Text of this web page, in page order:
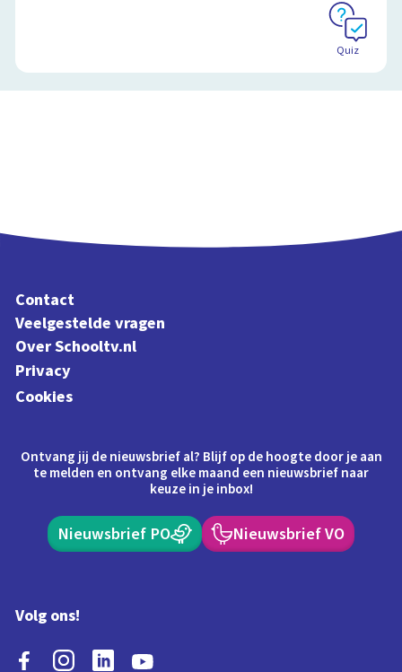
Quiz
Contact
Veelgestelde vragen
Over Schooltv.nl
Privacy
Cookies
Ontvang jij de nieuwsbrief al? Blijf op de hoogte door je aan
te melden en ontvang elke maand een nieuwsbrief naar
keuze in je inbox!
Nieuwsbrief PO Nieuwsbrief VO
Volg ons!